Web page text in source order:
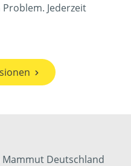
Jederzeit
Deutschland